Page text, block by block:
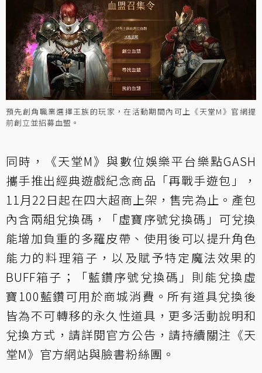
預先創角職業選擇王族的玩家，在活動期間內可上《天堂M》官網提
前創立並招募血盟。
同時，《天堂M》與數位娛樂平台樂點GASH
攜手推出經典遊戲紀念商品「再戰手遊包」，
11月22日起在四大超商上架，售完為止。產包
內含兩組兌換碼，「虛寶序號兌換碼」可兌換
能增加負重的多羅皮帶、使用後可以提升角色
能力的料理箱子，以及賦予特定魔法效果的
BUFF箱子；「藍鑽序號兌換碼」則能兌換虛
寶100藍鑽可用於商城消費。所有道具兌換後
皆為不可轉移的永久性道具，更多活動說明和
兌換方式，請詳閱官方公告，請持續關注《天
堂M》官方網站與臉書粉絲團。